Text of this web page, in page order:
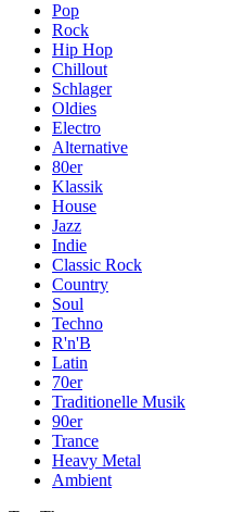
Pop
Rock
Hip Hop
Chillout
Schlager
Oldies
Electro
Alternative
80er
Klassik
House
Jazz
Indie
Classic Rock
Country
Soul
Techno
R'n'B
Latin
70er
Traditionelle Musik
90er
Trance
Heavy Metal
Ambient